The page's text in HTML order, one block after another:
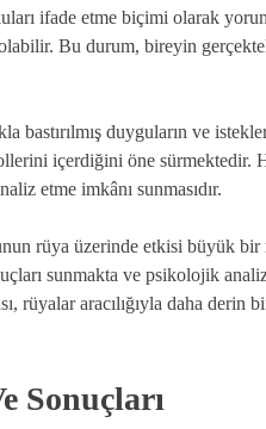
ifade etme biçimi olarak
Bu durum, bireyin
duyguların ve
içerdiğini öne sürmektedir.
etme imkânı sunmasıdır.
rüya üzerinde etkisi büyük bir
sunmakta ve psikolojik
rüyalar aracılığıyla daha derin
Sonuçları